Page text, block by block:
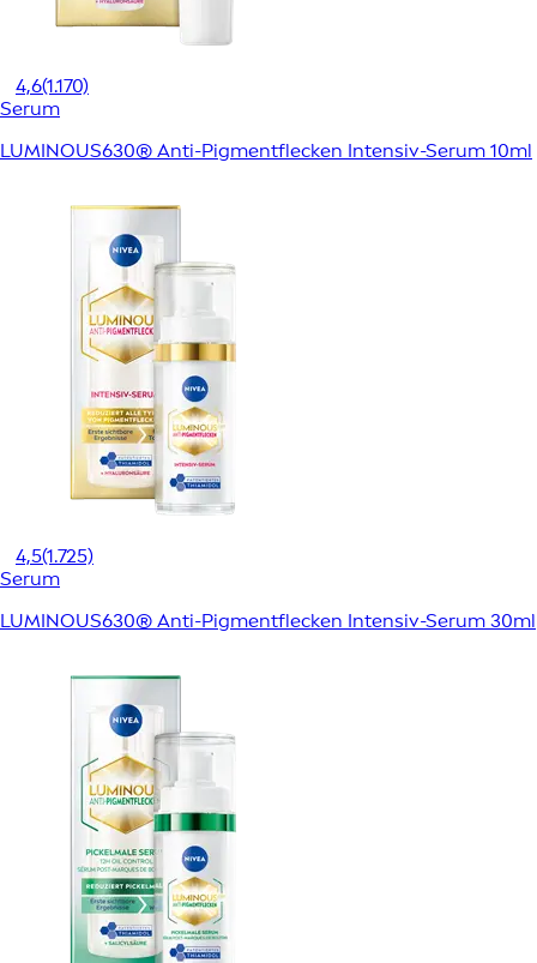
4,6(1.170)
Serum
LUMINOUS630® Anti-Pigmentflecken Intensiv-Serum 10ml
4,5(1.725)
Serum
LUMINOUS630® Anti-Pigmentflecken Intensiv-Serum 30ml